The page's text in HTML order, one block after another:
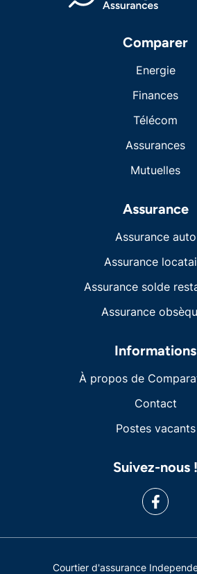
Comparer
Energie
Finances
Télécom
Assurances
Mutuelles
Assurance
Assurance auto
Assurance
Assurance solde
Assurance
Informations
À propos de
Contact
Postes vacants
Suivez-nous !
Courtier d'assurance